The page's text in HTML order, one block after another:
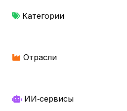
Категории
Отрасли
ИИ‑сервисы